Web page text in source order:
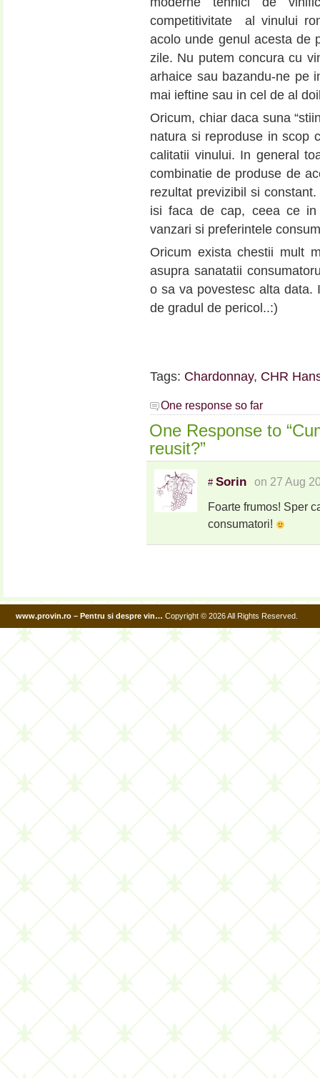
competitivitate al vinului
acolo unde genul acesta de
zile. Nu putem concura cu
arhaice sau bazandu-ne pe
mai ieftine sau in cel de al
Oricum, chiar daca suna
natura si reproduse in scop
calitatii vinului. In general
combinatie de produse de
rezultat previzibil si
isi faca de cap, ceea ce
vanzari si preferintele
Oricum exista chestii mult
asupra sanatatii
o sa va povestesc alta data.
de gradul de pericol..:)
Tags: Chardonnay, CHR
One response so far
One Response to
reusit?”
# Sorin on 27 Aug
Foarte frumos! Sper
consumatori!
www.provin.ro – Pentru si despre vin… Copyright © 2026 All Rights Reserved.